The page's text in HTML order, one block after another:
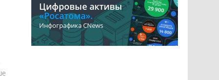
Цифровые активы
«Росатома».
Инфографика CNews